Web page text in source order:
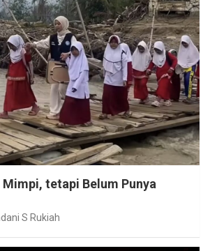
Mimpi, tetapi Belum Punya
S Rukiah